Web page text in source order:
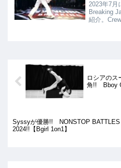
2023年7月
Breaking
紹介。
ロシアのス
角!! Bboy
Syssyが優勝!! NONSTOP BATTLES
2024!!【Bgirl 1on1】